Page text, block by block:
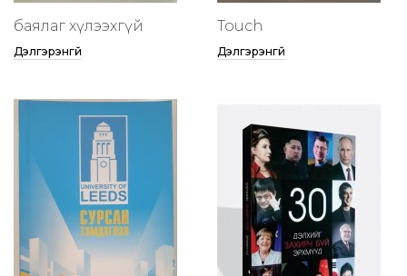
баялаг хүлээхгүй
Дэлгэрэнгүй
Touch
Дэлгэрэнгүй